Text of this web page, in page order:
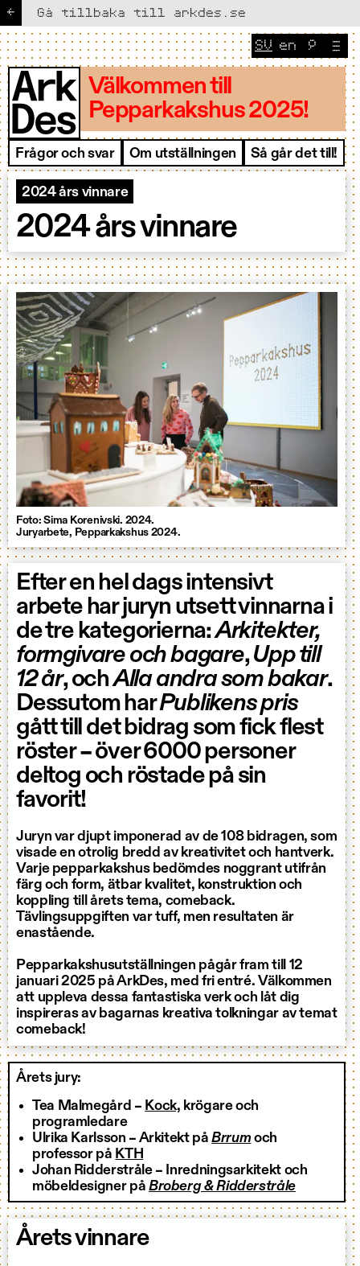
← Gå tillbaka till arkdes.se
Välkommen till
Pepparkakshus 2025!
Frågor och svar Om utställningen Så går det till!
🔎
NUVARANDE
SV Ändra
en
2024 års vinnare
2024 års vinnare
Foto: Sima Korenivski. 2024.
Juryarbete, Pepparkakshus 2024.
Efter en hel dags intensivt
arbete har juryn utsett vinnarna i
de tre kategorierna:Arkitekter,
formgivare och bagare,Upp till
12 år, ochAlla andra som bakar.
Dessutom harPublikens pris
gått till det bidrag som fick flest
röster – över 6000 personer
deltog och röstade på sin
favorit!
Juryn var djupt imponerad av de 108 bidragen, som
visade en otrolig bredd av kreativitet och hantverk.
Varje pepparkakshus bedömdes noggrant utifrån
färg och form, ätbar kvalitet, konstruktion och
koppling till årets tema, comeback.
Tävlingsuppgiften var tuff, men resultaten är
enastående.
Pepparkakshusutställningen pågår fram till 12
januari 2025 på ArkDes, med fri entré. Välkommen
att uppleva dessa fantastiska verk och låt dig
inspireras av bagarnas kreativa tolkningar av temat
comeback!
Årets jury:
Tea Malmegård – Kock, krögare och
programledare
Ulrika Karlsson – Arkitekt påBrrum och
professor på KTH
Johan Ridderstråle – Inredningsarkitekt och
möbeldesigner på Broberg & Ridderstråle
Årets vinnare